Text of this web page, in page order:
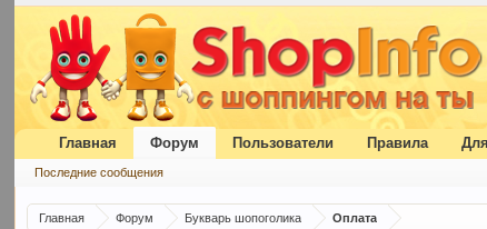
Главная Форум Букварь шопоголика Оплата
Главная Форум
Последние сообщения
Пользователи Правила